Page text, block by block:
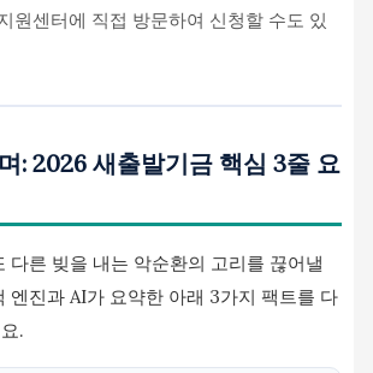
원센터에 직접 방문하여 신청할 수도 있
: 2026 새출발기금 핵심 3줄 요
다른 빚을 내는 악순환의 고리를 끊어낼
엔진과 AI가 요약한 아래 3가지 팩트를 다
.